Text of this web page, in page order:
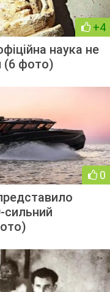
+4
наука не
(6 фото)
0
сильний